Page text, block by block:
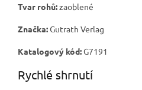
Tvar rohů:zaoblené
Značka:Gutrath Verlag
Katalogový kód:G7191
Rychlé shrnutí